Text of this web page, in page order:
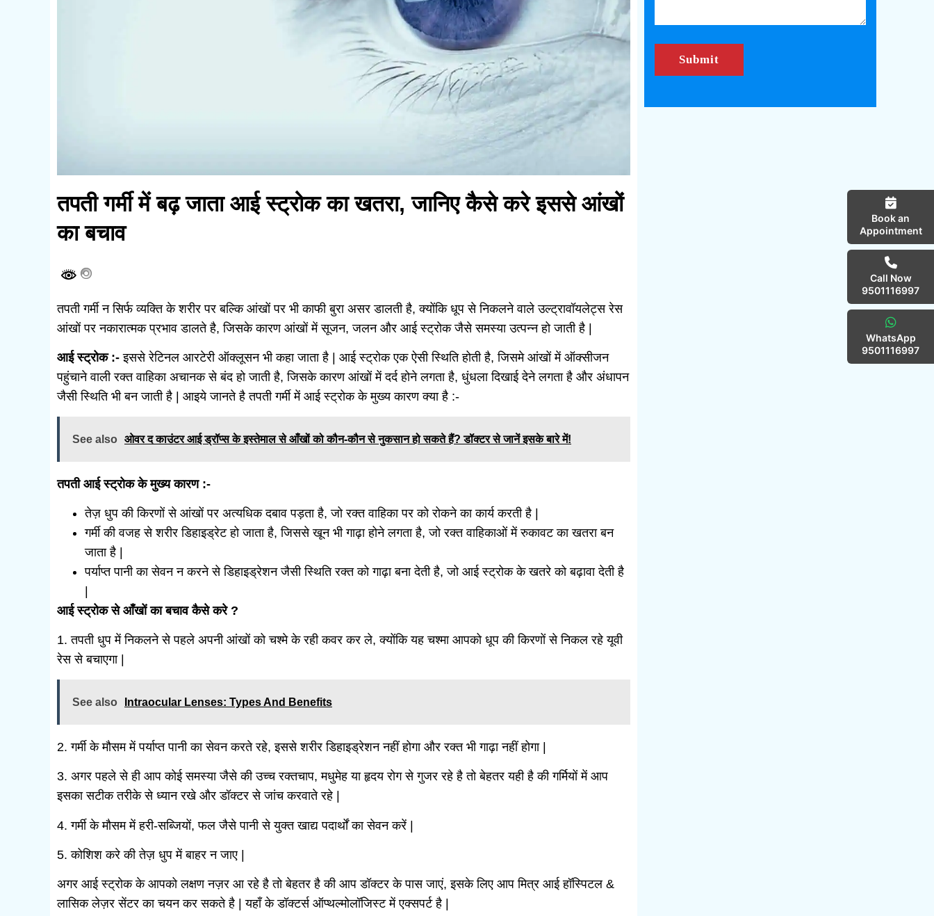
तपती गर्मी में बढ़ जाता आई स्ट्रोक का खतरा, जानिए कैसे करे इससे आंखों
का बचाव
तपती गर्मी न सिर्फ व्यक्ति के शरीर पर बल्कि आंखों पर भी काफी बुरा असर डालती है, क्योंकि धूप से निकलने वाले उल्ट्रावॉयलेट्स रेस
आंखों पर नकारात्मक प्रभाव डालते है, जिसके कारण आंखों में सूजन, जलन और आई स्ट्रोक जैसे समस्या उत्पन्न हो जाती है |
आई स्ट्रोक :-इससे रेटिनल आरटेरी ऑक्लूसन भी कहा जाता है | आई स्ट्रोक एक ऐसी स्थिति होती है, जिसमे आंखों में ऑक्सीजन
पहुंचाने वाली रक्त वाहिका अचानक से बंद हो जाती है, जिसके कारण आंखों में दर्द होने लगता है, धुंधला दिखाई देने लगता है और अंधापन
जैसी स्थिति भी बन जाती है | आइये जानते है तपती गर्मी में आई स्ट्रोक के मुख्य कारण क्या है :-
See also ओवर द काउंटर आई ड्रॉप्स के इस्तेमाल से आँखों को कौन-कौन से नुकसान हो सकते हैं? डॉक्टर से जानें इसके बारे में!
तपती आई स्ट्रोक के मुख्य कारण :-
तेज़ धुप की किरणों से आंखों पर अत्यधिक दबाव पड़ता है, जो रक्त वाहिका पर को रोकने का कार्य करती है |
गर्मी की वजह से शरीर डिहाइड्रेट हो जाता है, जिससे खून भी गाढ़ा होने लगता है, जो रक्त वाहिकाओं में रुकावट का खतरा बन
जाता है |
पर्याप्त पानी का सेवन न करने से डिहाइड्रेशन जैसी स्थिति रक्त को गाढ़ा बना देती है, जो आई स्ट्रोक के खतरे को बढ़ावा देती है
आई स्ट्रोक से आँखों का बचाव कैसे करे ?
1. तपती धुप में निकलने से पहले अपनी आंखों को चश्मे के रही कवर कर ले, क्योंकि यह चश्मा आपको धूप की किरणों से निकल रहे यूवी
रेस से बचाएगा |
See also Intraocular Lenses: Types And Benefits
2. गर्मी के मौसम में पर्याप्त पानी का सेवन करते रहे, इससे शरीर डिहाइड्रेशन नहीं होगा और रक्त भी गाढ़ा नहीं होगा |
3. अगर पहले से ही आप कोई समस्या जैसे की उच्च रक्तचाप, मधुमेह या हृदय रोग से गुजर रहे है तो बेहतर यही है की गर्मियों में आप
इसका सटीक तरीके से ध्यान रखे और डॉक्टर से जांच करवाते रहे |
4. गर्मी के मौसम में हरी-सब्जियों, फल जैसे पानी से युक्त खाद्य पदार्थों का सेवन करें |
5. कोशिश करे की तेज़ धुप में बाहर न जाए |
अगर आई स्ट्रोक के आपको लक्षण नज़र आ रहे है तो बेहतर है की आप डॉक्टर के पास जाएं, इसके लिए आप मित्र आई हॉस्पिटल &
लासिक लेज़र सेंटर का चयन कर सकते है | यहाँ के डॉक्टर्स ऑप्थल्मोलॉजिस्ट में एक्सपर्ट है |
Book an
Appointment
Call Now
9501116997
WhatsApp
9501116997